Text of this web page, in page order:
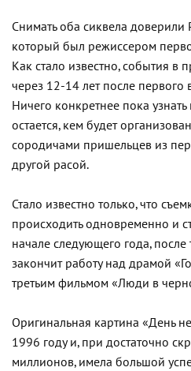
Снимать оба сиквела доверили
который был режиссером
Как стало известно, события в
через 12-14 лет после первого
Ничего конкретнее пока узнать
остается, кем будет
сородичами пришельцев из
другой расой.
Стало известно только, что
происходить одновременно и
начале следующего года, после
закончит работу над драмой
третьим фильмом «Люди в
Оригинальная картина «День
1996 году и, при достаточно
миллионов, имела большой